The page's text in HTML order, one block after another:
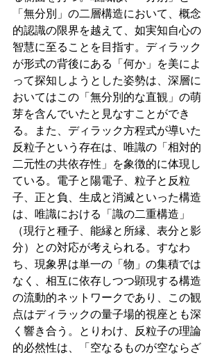
「無分別」の二層構造において、概念
的認識の限界を越えて、如実知自心の
智慧に至ることを目指す。ディラック
が形式の背後にある「何か」を美によ
って探知しようとした姿勢は、深層に
おいてはこの「無分別的な直観」の萌
芽を含んでいたと見なすことができ
る。また、ディラック方程式が導いた
反粒子という存在は、唯識の「相対的
二元性の共依存性」を象徴的に体現し
ている。電子と陽電子、粒子と反粒
子、正と負、生成と消滅といった構造
は、唯識における「識の二重構造」
（現行と種子、能縁と所縁、表分と影
分）との対応が考えられる。すなわ
ち、現象界は単一の「物」の集積では
なく、相互に依存しつつ顕現する構造
の流動的ネットワークであり、この観
点はディラックの量子場的視座とも深
く響き合う。とりわけ、反粒子の理論
的必然性は、「空なるものが空ならざ